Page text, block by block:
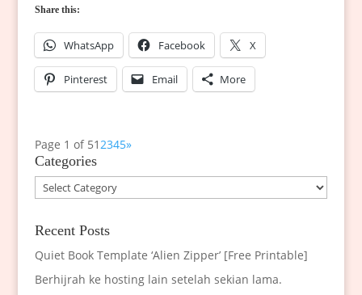
Share this:
WhatsApp Facebook X
Pinterest Email More
Page 1 of 512345»
Categories
Categories
Recent Posts
Quiet Book Template ‘Alien Zipper’ [Free Printable]
Berhijrah ke hosting lain setelah sekian lama.